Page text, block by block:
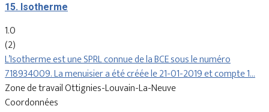
15. Isotherme
1.0
(2)
L’Isotherme est une SPRL connue de la BCE sous le numéro
718934009. La menuisier a été créée le 21-01-2019 et compte 1…
Zone de travail Ottignies-Louvain-La-Neuve
Coordonnées